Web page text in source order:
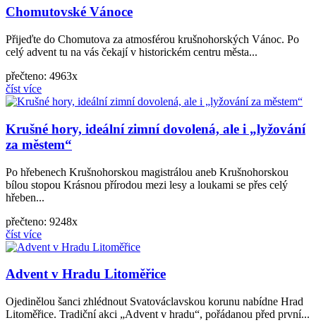
Chomutovské Vánoce
Přijeďte do Chomutova za atmosférou krušnohorských Vánoc. Po
celý advent tu na vás čekají v historickém centru města...
přečteno: 4963x
číst více
Krušné hory, ideální zimní dovolená, ale i „lyžování
za městem“
Po hřebenech Krušnohorskou magistrálou aneb Krušnohorskou
bílou stopou Krásnou přírodou mezi lesy a loukami se přes celý
hřeben...
přečteno: 9248x
číst více
Advent v Hradu Litoměřice
Ojedinělou šanci zhlédnout Svatováclavskou korunu nabídne Hrad
Litoměřice. Tradiční akci „Advent v hradu“, pořádanou před první...